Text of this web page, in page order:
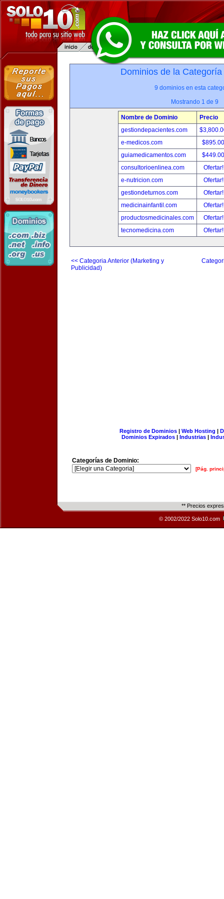
Dominios de la
9 dominios en esta
Mostrando 1 de 9
Nombre de Dominio
Precio
gestiondepacientes.com
e-medicos.com
guiamedicamentos.com
consultorioenlinea.com
e-nutricion.com
gestiondeturnos.com
medicinainfantil.com
productosmedicinales.com
tecnomedicina.com
<< Categoria Anterior (Marketing y
Publicidad)
Registro de Dominios| Web Hosting |
Dominios Expirados | Industrias |
Categorías de Dominio:
[Pág.
** Precios
© 2002/2022 Solo10.com